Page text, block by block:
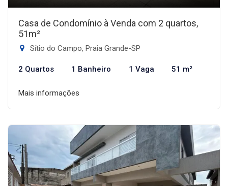
Casa de Condomínio à Venda com 2 quartos,
51m²
Sítio do Campo, Praia Grande-SP
2 Quartos 1 Banheiro 1 Vaga 51 m²
Mais informações